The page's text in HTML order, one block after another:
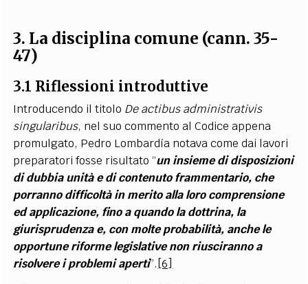
3. La disciplina comune (cann. 35-
47)
3.1 Riflessioni introduttive
Introducendo il titolo De actibus administrativis
singularibus, nel suo commento al Codice appena
promulgato, Pedro Lombardía notava come dai lavori
preparatori fosse risultato “un insieme di disposizioni
di dubbia unità e di contenuto frammentario, che
porranno difficoltà in merito alla loro comprensione
ed applicazione, fino a quando la dottrina, la
giurisprudenza e, con molte probabilità, anche le
opportune riforme legislative non riusciranno a
risolvere i problemi aperti”. [6]